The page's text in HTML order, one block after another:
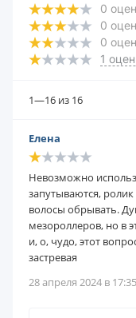
0
0
0
1
1—16 из 16
Елена
Невозможно
запутываются,
волосы обрывать.
мезороллеров, но в
и, о, чудо, этот
застревая
28 апреля 2024 в 17:35